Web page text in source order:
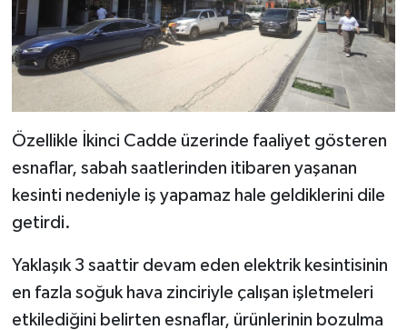
Özellikle İkinci Cadde üzerinde faaliyet gösteren
esnaflar, sabah saatlerinden itibaren yaşanan
kesinti nedeniyle iş yapamaz hale geldiklerini dile
getirdi.
Yaklaşık 3 saattir devam eden elektrik kesintisinin
en fazla soğuk hava zinciriyle çalışan işletmeleri
etkilediğini belirten esnaflar, ürünlerinin bozulma